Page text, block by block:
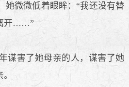
微微低着眼眸：“我还没有替
开……”
谋害了她母亲的人，谋害了她